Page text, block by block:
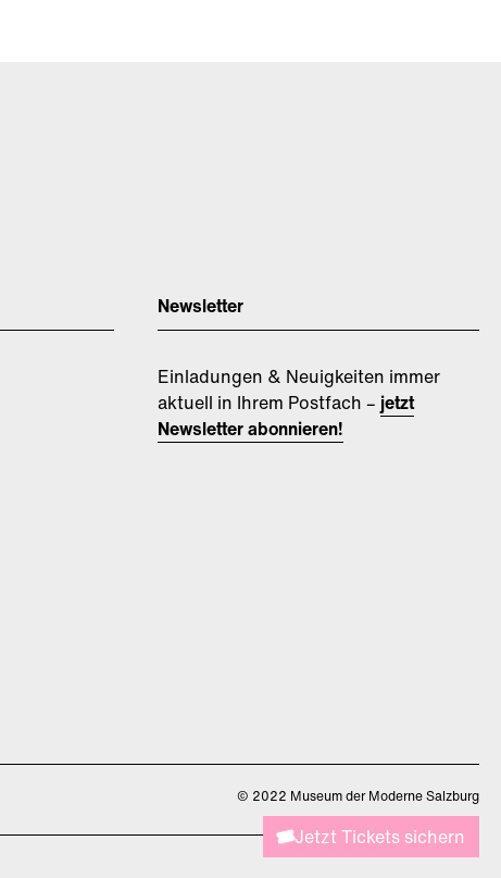
Newsletter
Einladungen & Neuigkeiten immer
aktuell in Ihrem Postfach – jetzt
Newsletter abonnieren!
© 2022 Museum der Moderne Salzburg
Jetzt Tickets sichern